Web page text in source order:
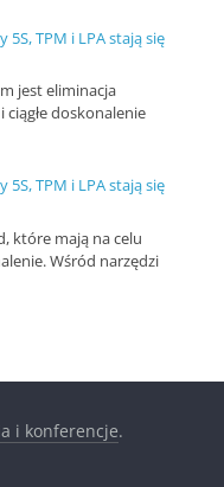
TPM i LPA stają się
jest eliminacja
doskonalenie
TPM i LPA stają się
które mają na celu
Wśród narzędzi
i konferencje.